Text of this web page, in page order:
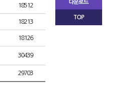
18512
18213
18126
30439
29703
TOP